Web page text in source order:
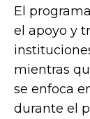
El
el apoyo y
mientras
se enfoca
durante el